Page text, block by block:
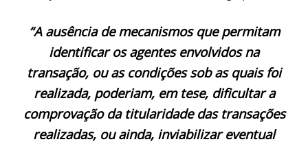
“A ausência de mecanismos que permitam
identificar os agentes envolvidos na
transação, ou as condições sob as quais foi
realizada, poderiam, em tese, dificultar a
comprovação da titularidade das transações
realizadas, ou ainda, inviabilizar eventual